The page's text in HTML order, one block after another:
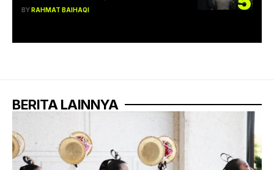
BYRAHMAT BAIHAQI
BERITA LAINNYA